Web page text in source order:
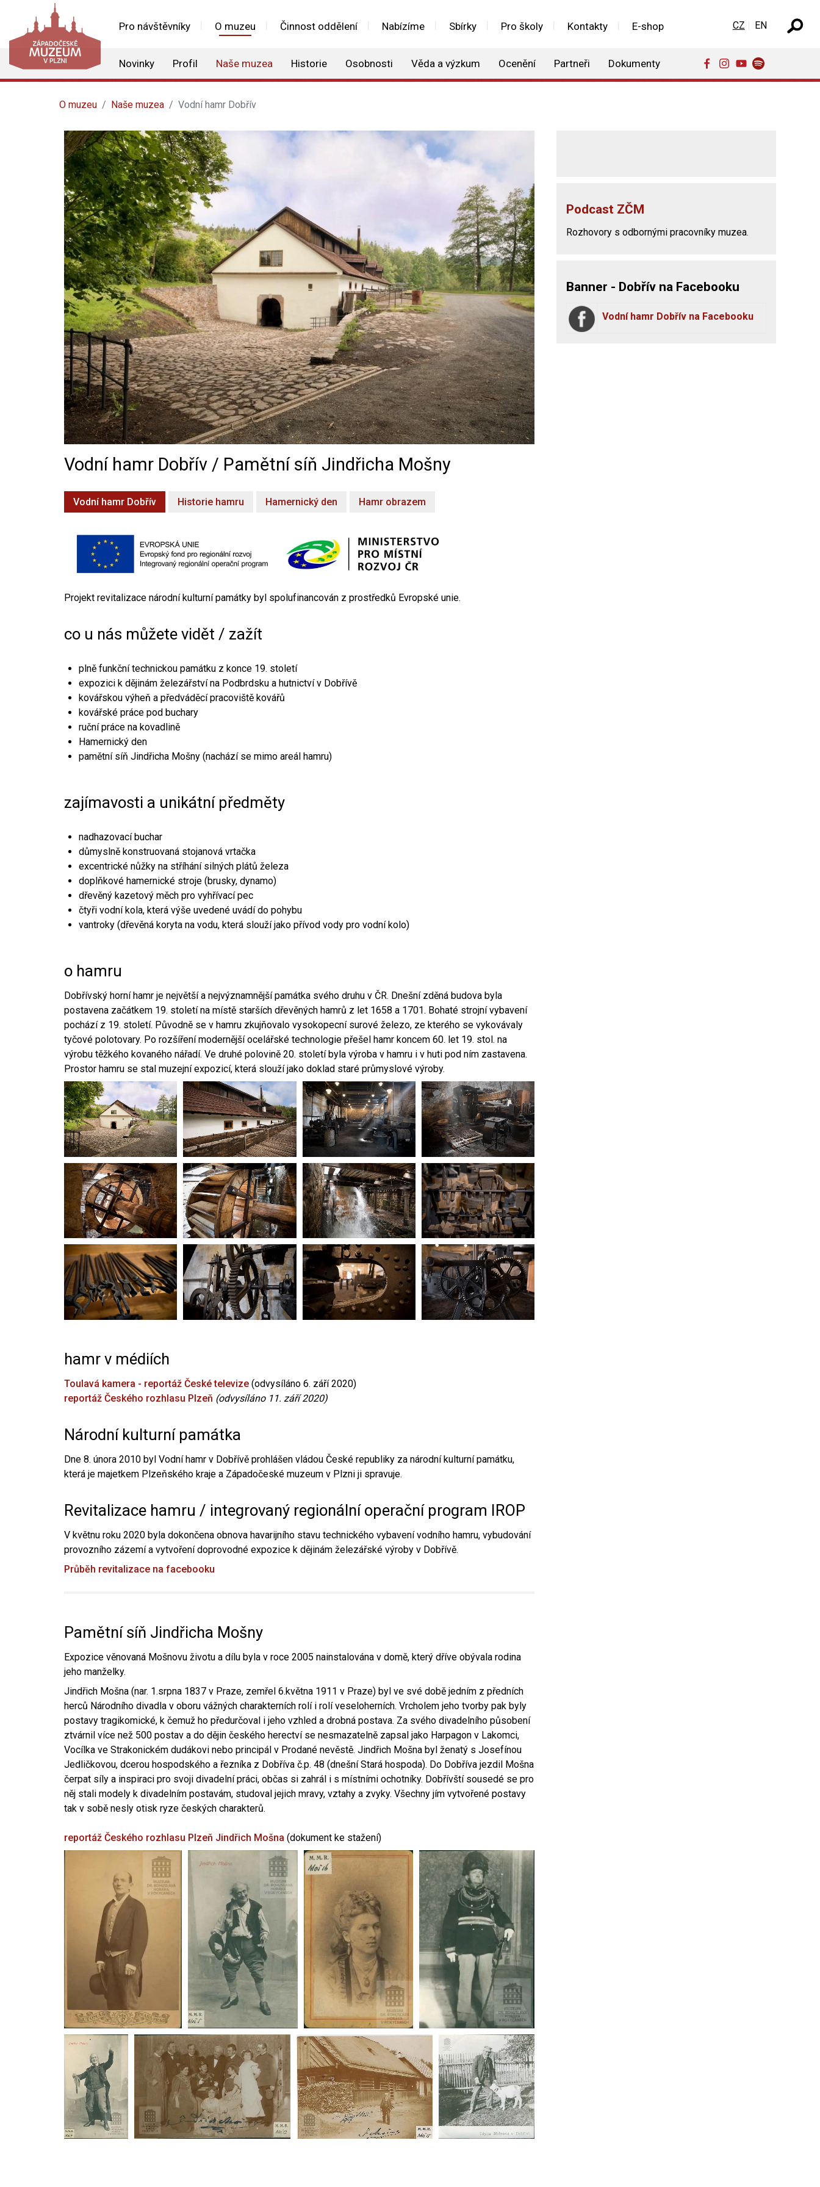
Pro návštěvníky O muzeu Činnost oddělení Nabízíme Sbírky Pro školy Kontakty E-shop
Novinky Profil Naše muzea Historie Osobnosti Věda a výzkum Ocenění Partneři Dokumenty
Zvolte jazyk
CZ EN
O muzeu Naše muzea Vodní hamr Dobřív
Vodní hamr Dobřív / Pamětní síň Jindřicha Mošny
Vodní hamr Dobřív Historie hamru Hamernický den Hamr obrazem
Projekt revitalizace národní kulturní památky byl spolufinancován z prostředků Evropské unie.
co u nás můžete vidět / zažít
plně funkční technickou památku z konce 19. století
expozici k dějinám železářství na Podbrdsku a hutnictví v Dobřívě
kovářskou výheň a předváděcí pracoviště kovářů
kovářské práce pod buchary
ruční práce na kovadlině
Hamernický den
pamětní síň Jindřicha Mošny (nachází se mimo areál hamru)
zajímavosti a unikátní předměty
nadhazovací buchar
důmyslně konstruovaná stojanová vrtačka
excentrické nůžky na stříhání silných plátů železa
doplňkové hamernické stroje (brusky, dynamo)
dřevěný kazetový měch pro vyhřívací pec
čtyři vodní kola, která výše uvedené uvádí do pohybu
vantroky (dřevěná koryta na vodu, která slouží jako přívod vody pro vodní kolo)
o hamru
Dobřívský horní hamr je největší a nejvýznamnější památka svého druhu v ČR. Dnešní zděná budova byla
postavena začátkem 19. století na místě starších dřevěných hamrů z let 1658 a 1701. Bohaté strojní vybavení
pochází z 19. století. Původně se v hamru zkujňovalo vysokopecní surové železo, ze kterého se vykovávaly
tyčové polotovary. Po rozšíření modernější ocelářské technologie přešel hamr koncem 60. let 19. stol. na
výrobu těžkého kovaného nářadí. Ve druhé polovině 20. století byla výroba v hamru i v huti pod ním zastavena.
Prostor hamru se stal muzejní expozicí, která slouží jako doklad staré průmyslové výroby.
hamr v médiích
Toulavá kamera - reportáž České televize (odvysíláno 6. září 2020)
reportáž Českého rozhlasu Plzeň (odvysíláno 11. září 2020)
Národní kulturní památka
Dne 8. února 2010 byl Vodní hamr v Dobřívě prohlášen vládou České republiky za národní kulturní památku,
která je majetkem Plzeňského kraje a Západočeské muzeum v Plzni ji spravuje.
Revitalizace hamru / integrovaný regionální operační program IROP
V květnu roku 2020 byla dokončena obnova havarijního stavu technického vybavení vodního hamru, vybudování
provozního zázemí a vytvoření doprovodné expozice k dějinám železářské výroby v Dobřívě.
Průběh revitalizace na facebooku
Pamětní síň Jindřicha Mošny
Expozice věnovaná Mošnovu životu a dílu byla v roce 2005 nainstalována v domě, který dříve obývala rodina
jeho manželky.
Jindřich Mošna (nar. 1.srpna 1837 v Praze, zemřel 6.května 1911 v Praze) byl ve své době jedním z předních
herců Národního divadla v oboru vážných charakterních rolí i rolí veseloherních. Vrcholem jeho tvorby pak byly
postavy tragikomické, k čemuž ho předurčoval i jeho vzhled a drobná postava. Za svého divadelního působení
ztvárnil více než 500 postav a do dějin českého herectví se nesmazatelně zapsal jako Harpagon v Lakomci,
Vocílka ve Strakonickém dudákovi nebo principál v Prodané nevěstě. Jindřich Mošna byl ženatý s Josefínou
Jedličkovou, dcerou hospodského a řezníka z Dobříva č.p. 48 (dnešní Stará hospoda). Do Dobříva jezdil Mošna
čerpat síly a inspiraci pro svoji divadelní práci, občas si zahrál i s místními ochotníky. Dobřívští sousedé se pro
něj stali modely k divadelním postavám, studoval jejich mravy, vztahy a zvyky. Všechny jím vytvořené postavy
tak v sobě nesly otisk ryze českých charakterů.
reportáž Českého rozhlasu Plzeň Jindřich Mošna (dokument ke stažení)
Podcast ZČM
Rozhovory s odbornými pracovníky muzea.
Banner - Dobřív na Facebooku
Vodní hamr Dobřív na Facebooku